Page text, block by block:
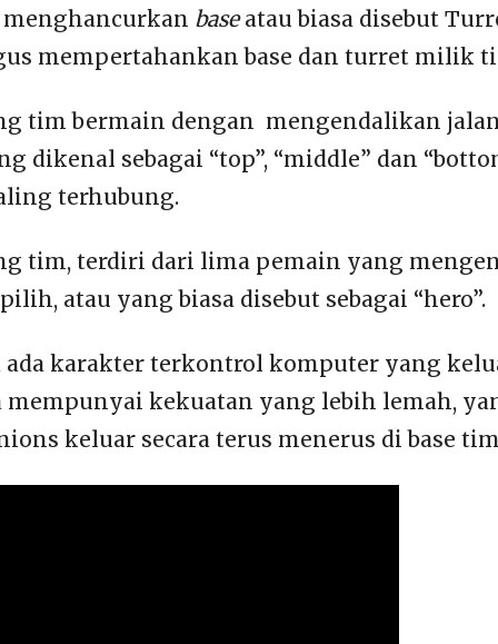
baseatau biasa disebut
mempertahankan base dan turret milik
tim bermain dengan mengendalikan jalan
dikenal sebagai “top”, “middle” dan
terhubung.
tim, terdiri dari lima pemain yang
atau yang biasa disebut sebagai “hero”.
ada karakter terkontrol komputer yang
mempunyai kekuatan yang lebih lemah,
keluar secara terus menerus di base